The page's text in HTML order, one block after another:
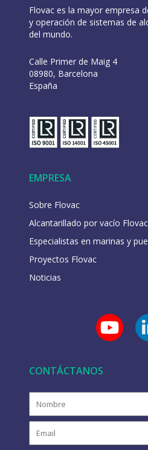
Flovac es la mayor empresa
y operación de sistemas de
del mundo.
Calle Primer de Maig 4
08980, Barcelona
España
EMPRESA
Sobre Flovac
Alcantarillado por vacío Flovac
Especialistas en marinas y
Proyectos Flovac
Noticias
CONTÁCTANOS